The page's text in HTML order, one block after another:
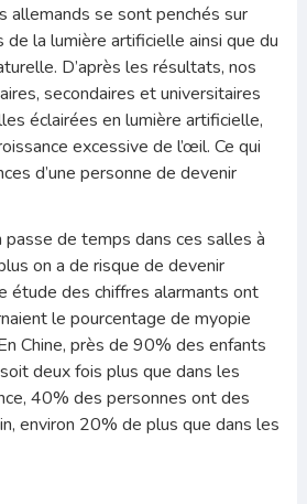
allemands se sont penchés sur
de la lumière artificielle ainsi que du
D’après les résultats, nos
secondaires et universitaires
éclairées en lumière artificielle,
excessive de l’œil. Ce qui
d’une personne de devenir
passe de temps dans ces salles à
on a de risque de devenir
étude des chiffres alarmants ont
le pourcentage de myopie
Chine, près de 90% des enfants
deux fois plus que dans les
40% des personnes ont des
environ 20% de plus que dans les